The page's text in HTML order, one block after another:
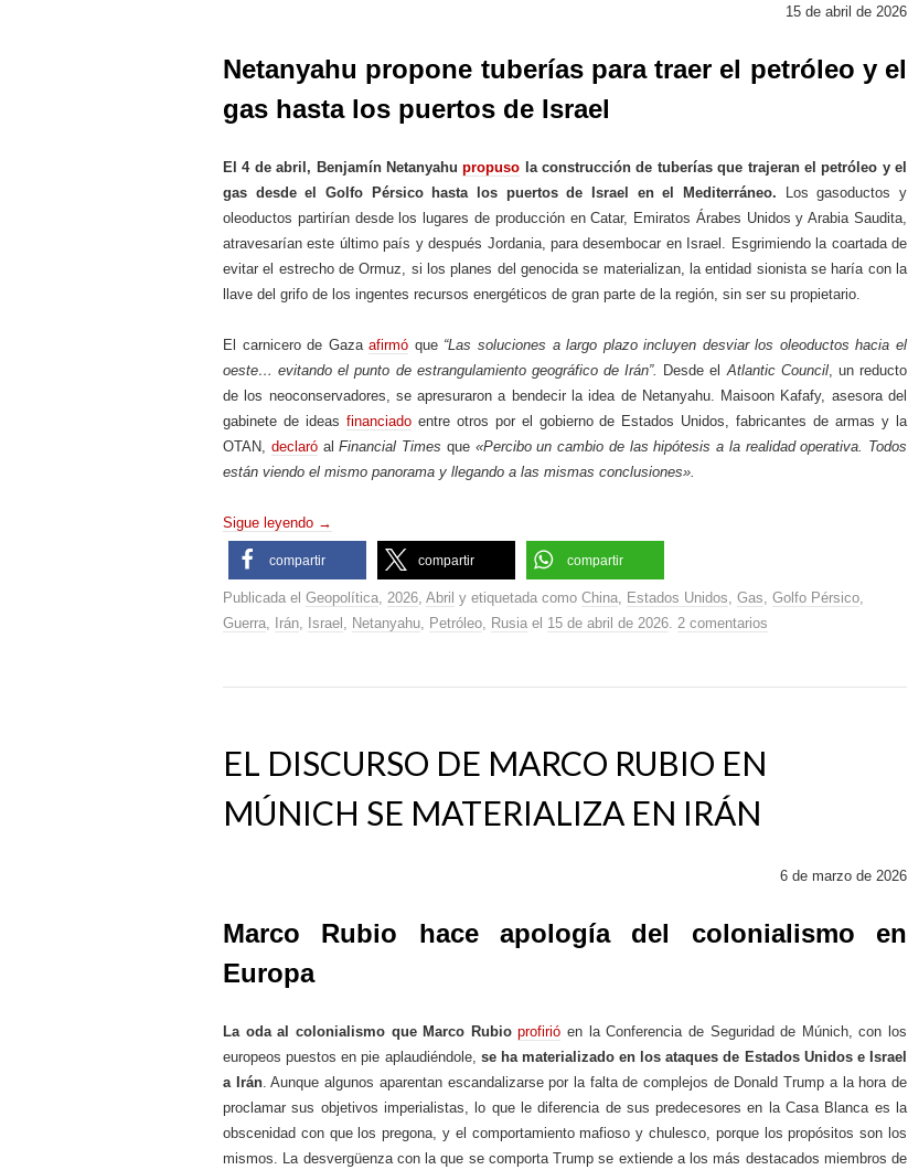
15 de abril de 2026
Netanyahu propone tuberías para traer el petróleo y el
gas hasta los puertos de Israel
El 4 de abril, Benjamín Netanyahupropuso la construcción de tuberías que trajeran el petróleo y el
gas desde el Golfo Pérsico hasta los puertos de Israel en el Mediterráneo. Los gasoductos y
oleoductos partirían desde los lugares de producción en Catar, Emiratos Árabes Unidos y Arabia Saudita,
atravesarían este último país y después Jordania, para desembocar en Israel. Esgrimiendo la coartada de
evitar el estrecho de Ormuz, si los planes del genocida se materializan, la entidad sionista se haría con la
llave del grifo de los ingentes recursos energéticos de gran parte de la región, sin ser su propietario.
El carnicero de Gazaafirmó que “Las soluciones a largo plazo incluyen desviar los oleoductos hacia el
oeste… evitando el punto de estrangulamiento geográfico de Irán”. Desde elAtlantic Council, un reducto
de los neoconservadores, se apresuraron a bendecir la idea de Netanyahu. Maisoon Kafafy, asesora del
gabinete de ideas financiadoentre otros por el gobierno de Estados Unidos, fabricantes de armas y la
OTAN, declaróalFinancial Times que «Percibo un cambio de las hipótesis a la realidad operativa. Todos
están viendo el mismo panorama y llegando a las mismas conclusiones».
Sigue leyendo →
compartir compartir compartir
Publicada el Geopolítica, 2026, Abril y etiquetada como China, Estados Unidos, Gas, Golfo Pérsico,
Guerra, Irán, Israel , Netanyahu, Petróleo, Rusia el 15 de abril de 2026. 2 comentarios
EL DISCURSO DE MARCO RUBIO EN
MÚNICH SE MATERIALIZA EN IRÁN
6 de marzo de 2026
Marco Rubio hace apología del colonialismo en
Europa
La oda al colonialismo que Marco Rubio profirió en la Conferencia de Seguridad de Múnich, con los
europeos puestos en pie aplaudiéndole, se ha materializado en los ataques de Estados Unidos e Israel
a Irán. Aunque algunos aparentan escandalizarse por la falta de complejos de Donald Trump a la hora de
proclamar sus objetivos imperialistas, lo que le diferencia de sus predecesores en la Casa Blanca es la
obscenidad con que los pregona, y el comportamiento mafioso y chulesco, porque los propósitos son los
mismos. La desvergüenza con la que se comporta Trump se extiende a los más destacados miembros de